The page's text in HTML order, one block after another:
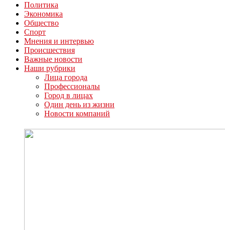
Политика
Экономика
Общество
Спорт
Мнения и интервью
Происшествия
Важные новости
Наши рубрики
Лица города
Профессионалы
Город в лицах
Один день из жизни
Новости компаний